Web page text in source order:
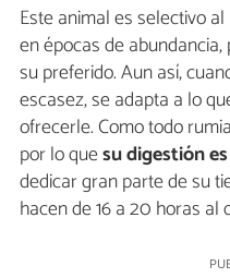
Este animal es selectivo
en épocas de
su preferido. Aun así,
escasez, se adapta a lo
ofrecerle. Como todo
por lo quesu digestión
dedicar gran parte de su
hacen de 16 a 20 horas al